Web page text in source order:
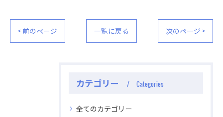
< 前のページ 一覧に戻る 次のページ >
カテゴリー Categories
全てのカテゴリー